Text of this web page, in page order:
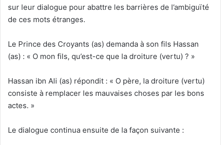
sur leur dialogue pour abattre les barrières de l’ambiguïté
de ces mots étranges.
Le Prince des Croyants (as) demanda à son fils Hassan
(as) : « O mon fils, qu’est-ce que la droiture (vertu) ? »
Hassan ibn Ali (as) répondit : « O père, la droiture (vertu)
consiste à remplacer les mauvaises choses par les bons
actes. »
Le dialogue continua ensuite de la façon suivante :